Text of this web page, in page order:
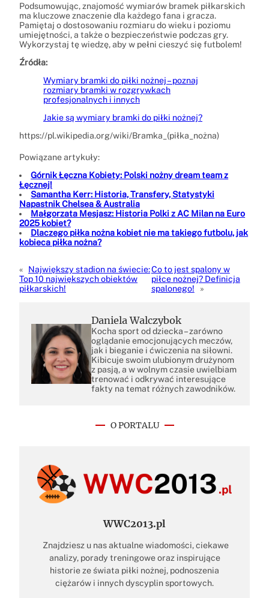
Podsumowując, znajomość wymiarów bramek piłkarskich
ma kluczowe znaczenie dla każdego fana i gracza.
Pamiętaj o dostosowaniu rozmiaru do wieku i poziomu
umiejętności, a także o bezpieczeństwie podczas gry.
Wykorzystaj tę wiedzę, aby w pełni cieszyć się futbolem!
Źródła:
Wymiary bramki do piłki nożnej – poznaj
rozmiary bramki w rozgrywkach
profesjonalnych i innych
Jakie są wymiary bramki do piłki nożnej?
https://pl.wikipedia.org/wiki/Bramka_(piłka_nożna)
Powiązane artykuły:
Górnik Łęczna Kobiety: Polski nożny dream team z
Łęcznej!
Samantha Kerr: Historia, Transfery, Statystyki
Napastnik Chelsea & Australia
Małgorzata Mesjasz: Historia Polki z AC Milan na Euro
2025 kobiet?
Dlaczego piłka nożna kobiet nie ma takiego futbolu, jak
kobieca piłka nożna?
«
Największy stadion na świecie:
Top 10 największych obiektów
piłkarskich!
Co to jest spalony w
piłce nożnej? Definicja
spalonego!
»
Daniela Walczybok
Kocha sport od dziecka – zarówno
oglądanie emocjonujących meczów,
jak i bieganie i ćwiczenia na siłowni.
Kibicuje swoim ulubionym drużynom
z pasją, a w wolnym czasie uwielbiam
trenować i odkrywać interesujące
fakty na temat różnych zawodników.
O PORTALU
WWC2013.pl
Znajdziesz u nas aktualne wiadomości, ciekawe
analizy, porady treningowe oraz inspirujące
historie ze świata piłki nożnej, podnoszenia
ciężarów i innych dyscyplin sportowych.